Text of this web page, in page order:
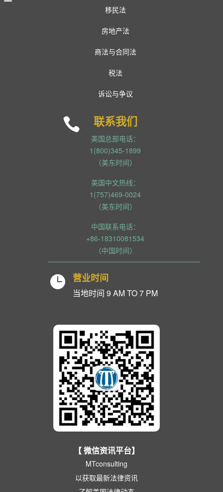
移民法
房地产法
商法与合同法
税法
诉讼与争议
 联系我们
美国总部电话：
1(800)345-1899
（美东时间）
美国中文热线：
1(757)469-0024
（美东时间）
中国联系电话：
+86-18310081534
（中国时间）
 营业时间
当地时间 9 AM TO 7 PM
【 微信资讯平台】
MTconsulting
以获取最新法律资讯